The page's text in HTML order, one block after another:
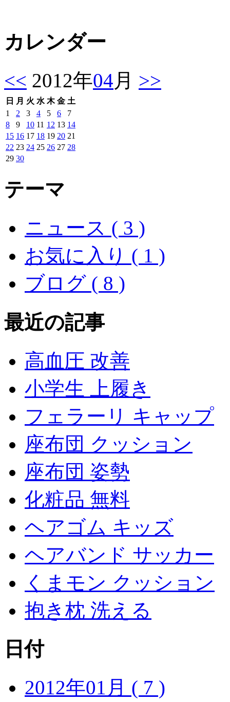
カレンダー
<< 2012年04月 >>
日 月 火 水 木 金 土
1
2 3 4 5 6
7
8
9 10 11 12 13 14
15 16 17 18 19 20 21
22 23 24 25 26 27 28
29 30
テーマ
ニュース ( 3 )
お気に入り ( 1 )
ブログ ( 8 )
最近の記事
高血圧 改善
小学生 上履き
フェラーリ キャップ
座布団 クッション
座布団 姿勢
化粧品 無料
ヘアゴム キッズ
ヘアバンド サッカー
くまモン クッション
抱き枕 洗える
日付
2012年01月 ( 7 )